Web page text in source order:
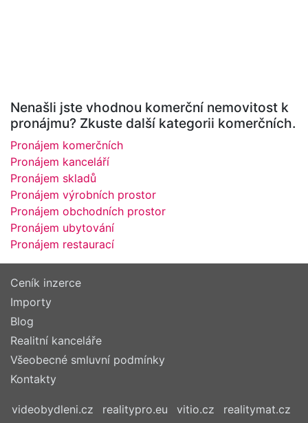
Nenašli jste vhodnou komerční nemovitost k
pronájmu? Zkuste další kategorii komerčních.
Pronájem komerčních
Pronájem kanceláří
Pronájem skladů
Pronájem výrobních prostor
Pronájem obchodních prostor
Pronájem ubytování
Pronájem restaurací
Ceník inzerce
Importy
Blog
Realitní kanceláře
Všeobecné smluvní podmínky
Kontakty
videobydleni.cz realitypro.eu vitio.cz
realitymat.cz